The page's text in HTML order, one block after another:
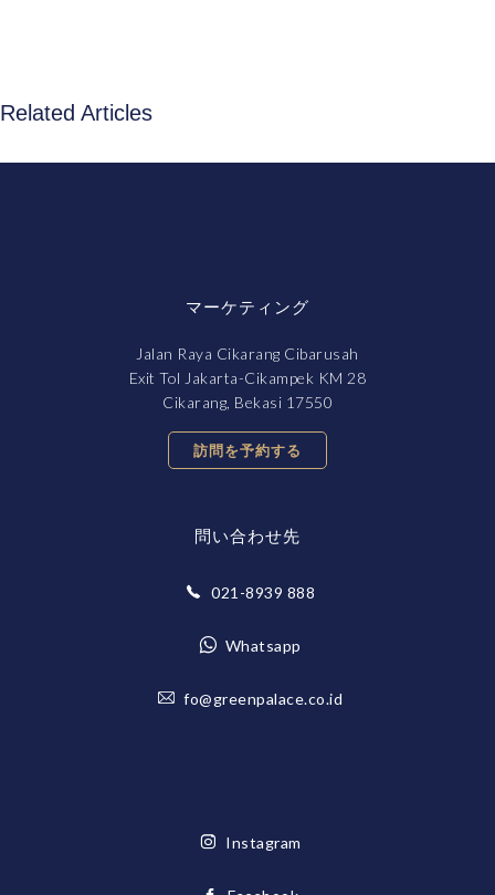
Related Articles
マーケティング
Jalan Raya Cikarang Cibarusah
Exit Tol Jakarta-Cikampek KM 28
Cikarang, Bekasi 17550
訪問を予約する
問い合わせ先
021-8939 888
Whatsapp
fo@greenpalace.co.id
Instagram